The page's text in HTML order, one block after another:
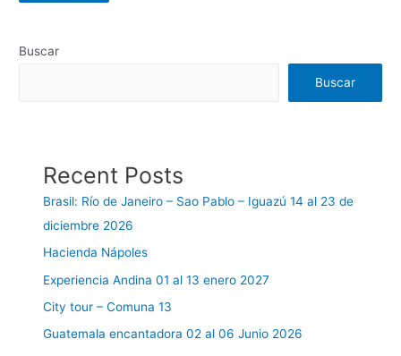
Buscar
Buscar
Recent Posts
Brasil: Río de Janeiro – Sao Pablo – Iguazú 14 al 23 de
diciembre 2026
Hacienda Nápoles
Experiencia Andina 01 al 13 enero 2027
City tour – Comuna 13
Guatemala encantadora 02 al 06 Junio 2026